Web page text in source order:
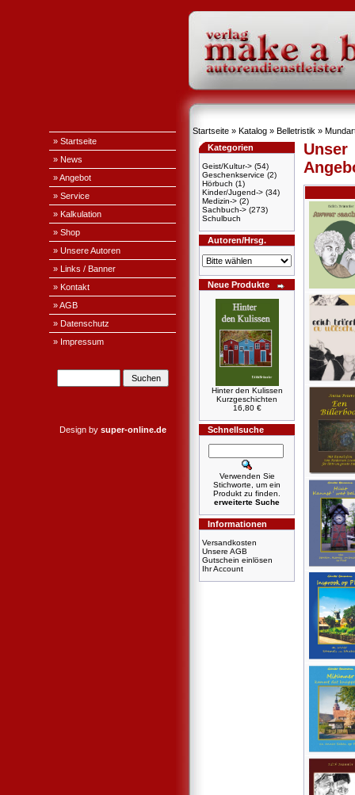
» Startseite
» News
» Angebot
» Service
» Kalkulation
» Shop
» Unsere Autoren
» Links / Banner
» Kontakt
» AGB
» Datenschutz
» Impressum
Design by super-online.de
Startseite » Katalog » Belletristik »
Kategorien
Geist/Kultur-> (54)
Geschenkservice (2)
Hörbuch (1)
Kinder/Jugend-> (34)
Medizin-> (2)
Sachbuch-> (273)
Schulbuch
Autoren/Hrsg.
Neue Produkte
Hinter den Kulissen
Kurzgeschichten
16,80 €
Schnellsuche
Verwenden Sie
Stichworte, um ein
Produkt zu finden.
erweiterte Suche
Informationen
Versandkosten
Unsere AGB
Gutschein einlösen
Ihr Account
Unser